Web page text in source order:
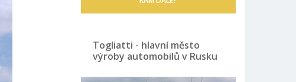
Togliatti - hlavní město
výroby automobilů v Rusku